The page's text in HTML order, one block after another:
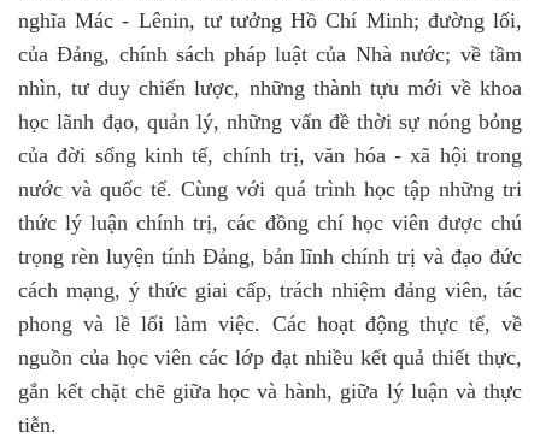
nghĩa Mác - Lênin, tư tưởng Hồ Chí Minh; đường lối,
của Đảng, chính sách pháp luật của Nhà nước; về tầm
nhìn, tư duy chiến lược, những thành tựu mới về khoa
học lãnh đạo, quản lý, những vấn đề thời sự nóng bỏng
của đời sống kinh tế, chính trị, văn hóa - xã hội trong
nước và quốc tế. Cùng với quá trình học tập những tri
thức lý luận chính trị, các đồng chí học viên được chú
trọng rèn luyện tính Đảng, bản lĩnh chính trị và đạo đức
cách mạng, ý thức giai cấp, trách nhiệm đảng viên, tác
phong và lề lối làm việc. Các hoạt động thực tế, về
nguồn của học viên các lớp đạt nhiều kết quả thiết thực,
gắn kết chặt chẽ giữa học và hành, giữa lý luận và thực
tiễn.